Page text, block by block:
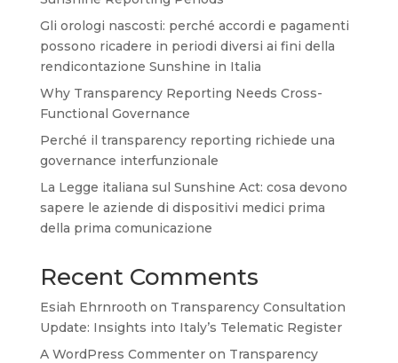
Gli orologi nascosti: perché accordi e pagamenti
possono ricadere in periodi diversi ai fini della
rendicontazione Sunshine in Italia
Why Transparency Reporting Needs Cross-
Functional Governance
Perché il transparency reporting richiede una
governance interfunzionale
La Legge italiana sul Sunshine Act: cosa devono
sapere le aziende di dispositivi medici prima
della prima comunicazione
Recent Comments
Esiah Ehrnrooth on Transparency Consultation
Update: Insights into Italy’s Telematic Register
A WordPress Commenteron Transparency